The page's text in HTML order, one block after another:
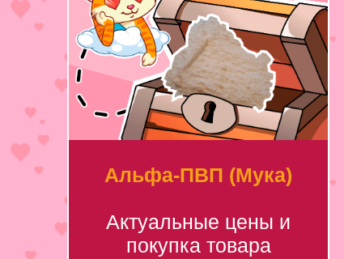
Альфа-ПВП (Мука)
Актуальные цены и
покупка товара